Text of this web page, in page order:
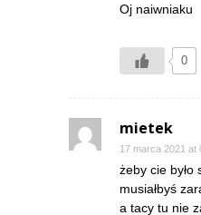
Oj naiwniaku
0
mietek
17 marca 2021 at
żeby cie było
musiałbyś
a tacy tu nie